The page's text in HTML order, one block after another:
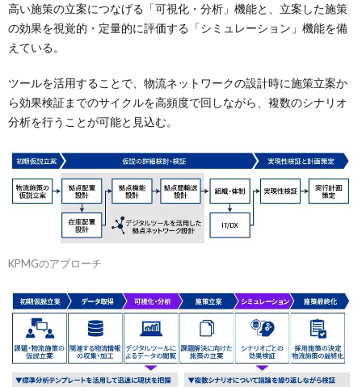
高い施策の立案につなげる「可視化・分析」機能と、立案した施策
の効果を視覚的・定量的に評価する「シミュレーション」機能を備
えている。
ツールを活用することで、物流ネットワークの設計時に施策立案か
ら効果検証までのサイクルを高頻度で回しながら、複数のシナリオ
分析を行うことが可能と見込む。
KPMGのアプローチ